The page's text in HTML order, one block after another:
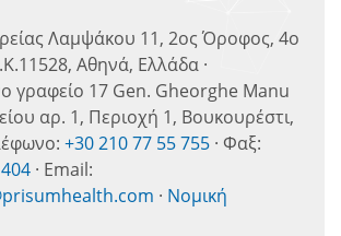
Λαμψάκου 11, 2ος Όροφος, 4ο
Αθηνά, Ελλάδα ·
γραφείο 17 Gen. Gheorghe Manu
αρ. 1, Περιοχή 1, Βουκουρέστι,
+30 210 77 55 755 · Φαξ:
· Email:
· Νομική